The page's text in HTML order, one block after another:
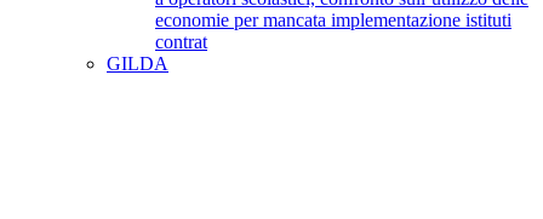
economie per mancata implementazione istituti
contrat
GILDA